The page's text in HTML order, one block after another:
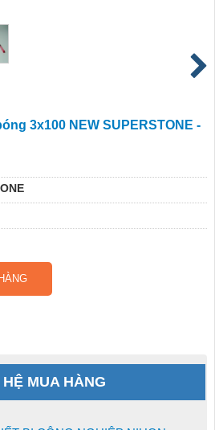
3x100 NEW SUPERSTONE -
MUA HÀNG